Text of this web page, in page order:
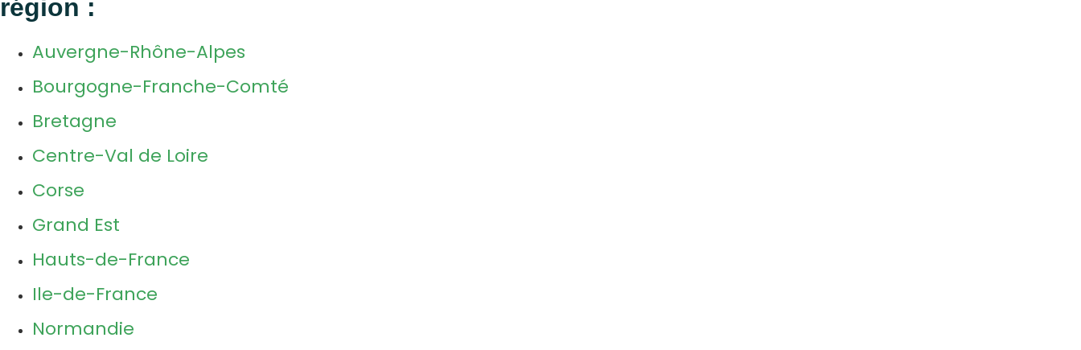
région :
Auvergne-Rhône-Alpes
Bourgogne-Franche-Comté
Bretagne
Centre-Val de Loire
Corse
Grand Est
Hauts-de-France
Ile-de-France
Normandie